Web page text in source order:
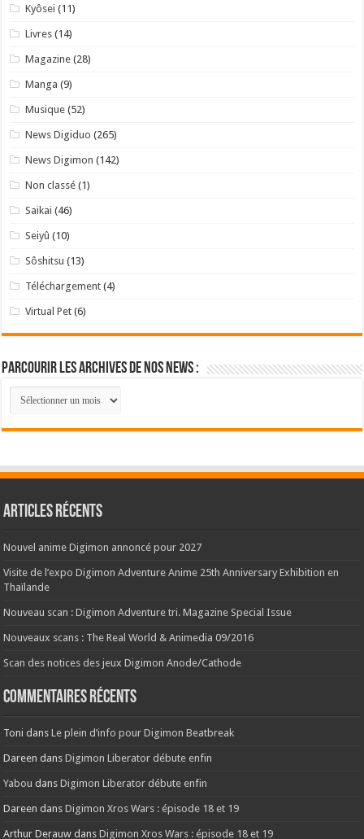
Kyôsei (11)
Livres (14)
Magazine (28)
Manga (9)
Musique (52)
News Digiduo (265)
News Digimon (142)
Non classé (1)
Saikai (46)
Seiyû (10)
Sôshitsu (13)
Téléchargement (4)
Virtual Pet (6)
Parcourir les archives de nos news :
Parcourir
les
archives
de
:
Articles récents
Nouvel anime Digimon annoncé pour 2027
Visite de l’expo Digimon Adventure Anime 25th Anniversary Exhibition en
Thaïlande
Nouveau scan : Digimon Adventure tri. Magazine Special Issue
Nouveaux scans : The Real World & Animedia 09/2016
Scan des notices des jeux Digimon Anode/Cathode
Commentaires récents
Toni dansLe plein d’info pour Digimon Beatbreak
Dareen dansDigimon Liberator débute enfin
Yabou dansDigimon Liberator débute enfin
Dareen dansDigimon Xros Wars : épisode 18 et 19
Arthur Derauw dansDigimon Xros Wars : épisode 18 et 19